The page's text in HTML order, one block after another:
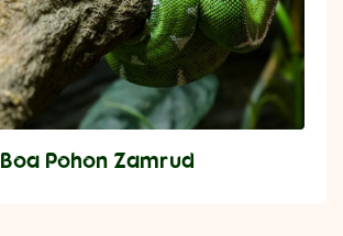
Boa Pohon Zamrud